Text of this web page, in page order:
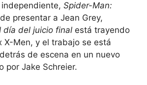
independiente, Spider-Man:
presentar a Jean Grey,
día del juicio final está trayendo
X-Men, y el trabajo se está
de escena en un nuevo
por Jake Schreier.